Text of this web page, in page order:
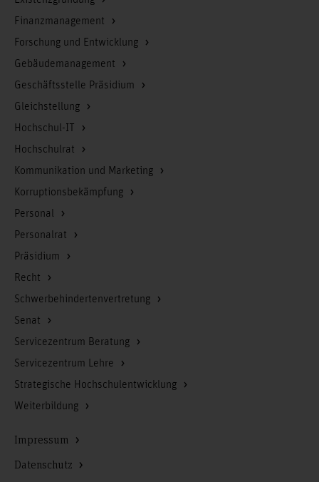
Finanzmanagement
Forschung und Entwicklung
Gebäudemanagement
Geschäftsstelle Präsidium
Gleichstellung
Hochschul-IT
Hochschulrat
Kommunikation und Marketing
Korruptionsbekämpfung
Personal
Personalrat
Präsidium
Recht
Schwerbehindertenvertretung
Senat
Servicezentrum Beratung
Servicezentrum Lehre
Strategische Hochschulentwicklung
Weiterbildung
Impressum
Datenschutz